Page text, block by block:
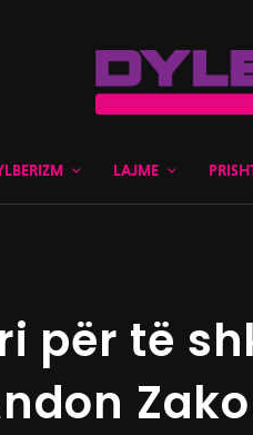
LAJME
për të